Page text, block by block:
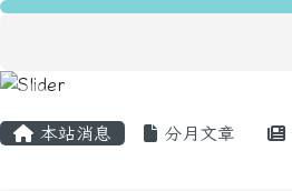
跳至主內容區
龍安國民小學
本站消息 分月文章